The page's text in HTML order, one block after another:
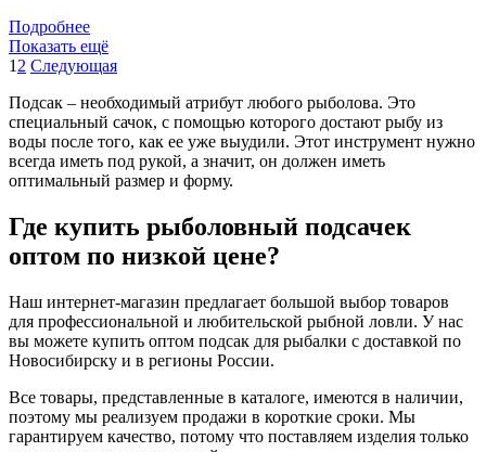
Подробнее
Показать ещё
1 2 Следующая
Подсак – необходимый атрибут любого рыболова. Это
специальный сачок, с помощью которого достают рыбу из
воды после того, как ее уже выудили. Этот инструмент нужно
всегда иметь под рукой, а значит, он должен иметь
оптимальный размер и форму.
Где купить рыболовный подсачек
оптом по низкой цене?
Наш интернет-магазин предлагает большой выбор товаров
для профессиональной и любительской рыбной ловли. У нас
вы можете купить оптом подсак для рыбалки с доставкой по
Новосибирску и в регионы России.
Все товары, представленные в каталоге, имеются в наличии,
поэтому мы реализуем продажи в короткие сроки. Мы
гарантируем качество, потому что поставляем изделия только